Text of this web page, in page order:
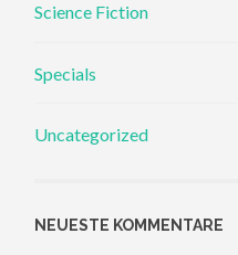
Science Fiction
Specials
Uncategorized
NEUESTE KOMMENTARE